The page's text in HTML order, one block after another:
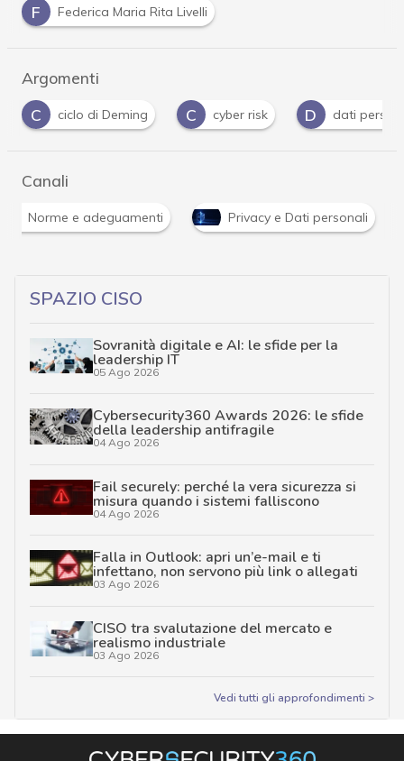
F
Federica Maria Rita Livelli
Argomenti
C
cyber risk D dati personali G guida
Canali
Norme e adeguamenti Privacy e Dati personali
SPAZIO CISO
Sovranità digitale e AI: le sfide per la
leadership IT
05 Ago 2026
Cybersecurity360 Awards 2026: le sfide
della leadership antifragile
04 Ago 2026
Fail securely: perché la vera sicurezza si
misura quando i sistemi falliscono
04 Ago 2026
Falla in Outlook: apri un’e-mail e ti
infettano, non servono più link o allegati
03 Ago 2026
CISO tra svalutazione del mercato e
realismo industriale
03 Ago 2026
Vedi tutti gli approfondimenti >